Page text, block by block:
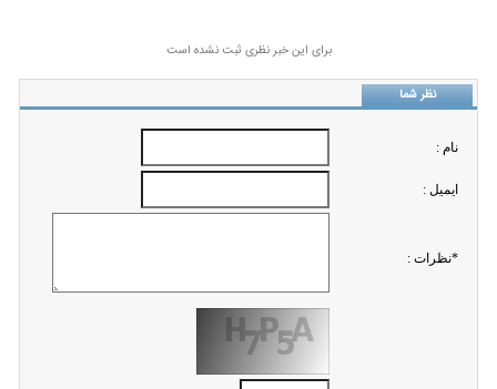
برای این خبر نظری ثبت نشده است
نظر شما
نام :
ايميل :
*نظرات :